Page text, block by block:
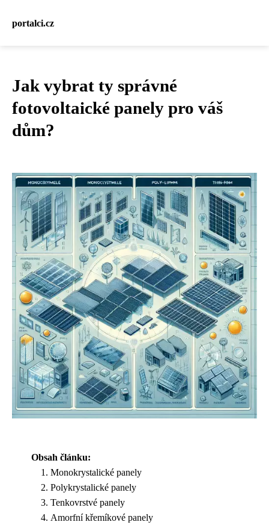
portalci.cz
Jak vybrat ty správné
fotovoltaické panely pro váš
dům?
Obsah článku:
Monokrystalické panely
Polykrystalické panely
Tenkovrstvé panely
Amorfní křemíkové panely